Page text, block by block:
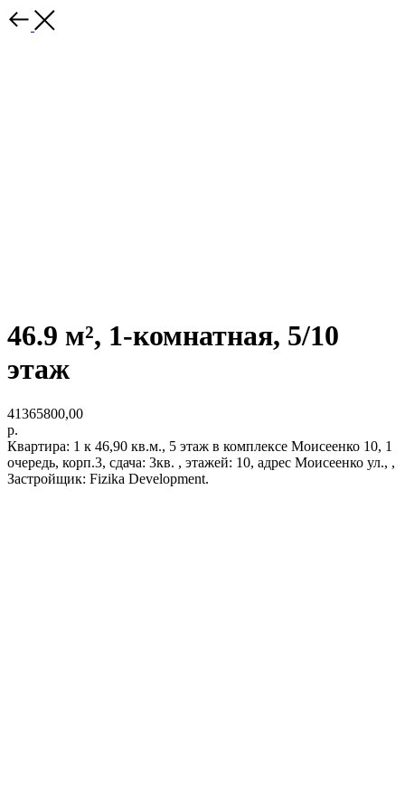
46.9 м², 1-комнатная, 5/10
этаж
41365800,00
р.
Квартира: 1 к 46,90 кв.м., 5 этаж в комплексе Моисеенко 10, 1
очередь, корп.3, сдача: 3кв. , этажей: 10, адрес Моисеенко ул., ,
Застройщик: Fizika Development.